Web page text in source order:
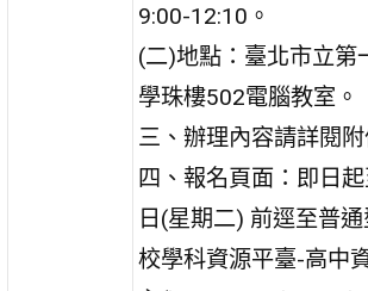
9:00-12:10。
(二)地點：臺北市立第
學珠樓502電腦教室。
三、辦理內容請詳閱
四、報名頁面：即日
日(星期二) 前逕至普
校學科資源平臺-高中